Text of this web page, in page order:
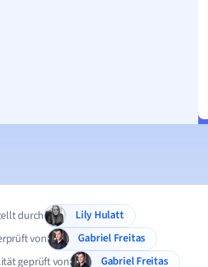
durch
Lily Hulatt
von
Gabriel Freitas
geprüft von
Gabriel Freitas